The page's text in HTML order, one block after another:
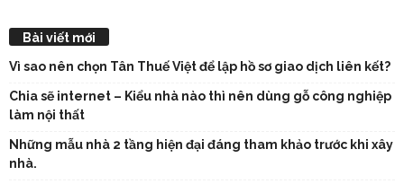
Bài viết mới
Vì sao nên chọn Tân Thuế Việt để lập hồ sơ giao dịch liên kết?
Chia sẽ internet – Kiểu nhà nào thì nên dùng gỗ công nghiệp
làm nội thất
Những mẫu nhà 2 tầng hiện đại đáng tham khảo trước khi xây
nhà.